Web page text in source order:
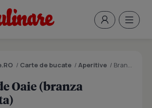
/ Carte de bucate / Aperitive / Branza de Oaie (branza Inchegata)
Oaie (branza